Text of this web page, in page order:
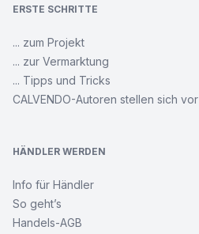
ERSTE SCHRITTE
... zum Projekt
... zur Vermarktung
... Tipps und Tricks
CALVENDO-Autoren stellen sich vor
HÄNDLER WERDEN
Info für Händler
So geht’s
Handels-AGB